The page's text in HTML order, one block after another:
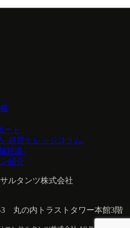
ート
-経営ナレッジコラム-
対談-
紹介
ルタンツ株式会社
3 丸の内トラストタワー本館3階